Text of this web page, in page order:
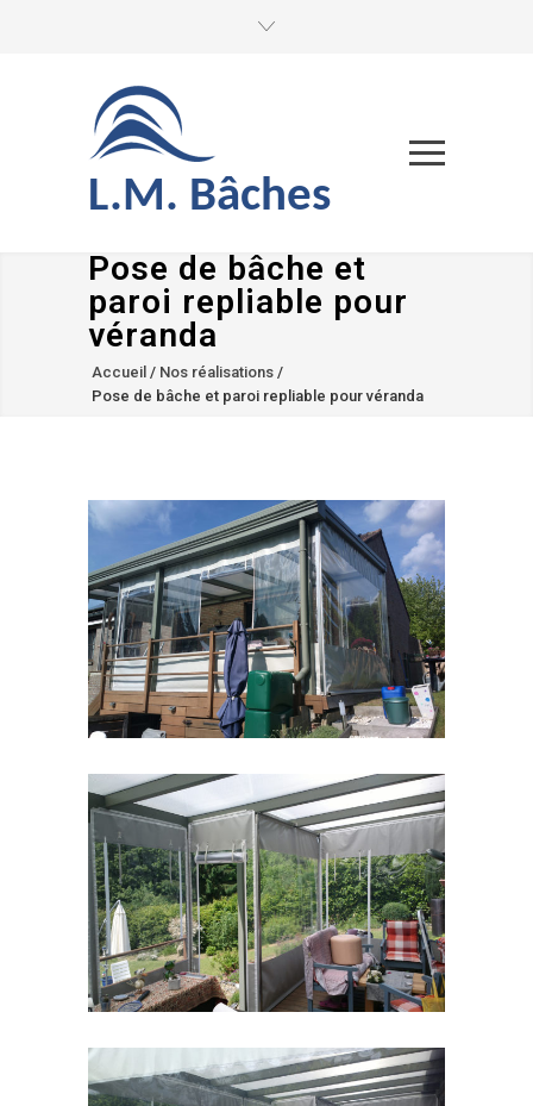
L.M. Bâches
Pose de bâche et
paroi repliable pour
véranda
Accueil / Nos réalisations /
Pose de bâche et paroi repliable pour véranda